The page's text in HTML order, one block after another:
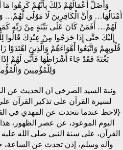
وَأَضَلَّ أَعْمَالَهُمْ ذَلِكَ بِأَنَّهُمْ كَرِهُوا
أَمْثَالُهَا… وَأَنَّ الْكَافِرِينَ لَا مَوْلَى لَهُمْ…
لَهُمْ… أَفَمَنْ كَانَ عَلَى بَيِّنَةٍ مِنْ رَبِّهِ
إِلَيْكَ حَتَّى إِذَا خَرَجُوا مِنْ عِنْدِكَ قَالُوا
قُلُوبِهِمْ وَاتَّبَعُوا أَهْوَاءَهُمْ وَالَّذِينَ
بَغْتَةً فَقَدْ جَاءَ أَشْرَاطُهَا فَأَنَّى لَهُمْ إِذَا
وَلِلْمُؤْمِنِينَ
ونبهَ السيد الصرخي ان الحديث عن
لسيرة القرآن على تذكير القرآن
{لاحظ عندما نتحدث عن المهدي في
اليوم الموعود، عن عصر الظهور،
القرآن، على سنة النبي صلى الله
وآله وسلم، إذن تحدث عن